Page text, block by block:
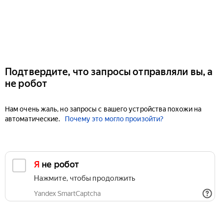
Подтвердите, что запросы отправляли вы, а
не робот
Нам очень жаль, но запросы с вашего устройства похожи на
автоматические.
Почему это могло произойти?
Я не робот
Нажмите, чтобы продолжить
Yandex SmartCaptcha